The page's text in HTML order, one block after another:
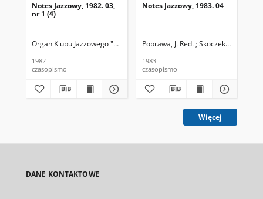
Notes Jazzowy, 1982. 03,
nr 1 (4)
Organ Klubu Jazzowego "Rotunda" Skoczek, T. Red.
1982
czasopismo
Notes Jazzowy, 1983. 04
Poprawa, J. Red. ; Skoczek T. Red.
1983
czasopismo
Więcej
DANE KONTAKTOWE